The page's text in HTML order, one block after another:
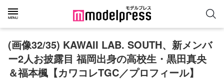
(画像32/35) KAWAII LAB. SOUTH、新メンバ
ー2人お披露目 福岡出身の高校生・黒田真央
＆福本楓【カワコレTGC／プロフィール】